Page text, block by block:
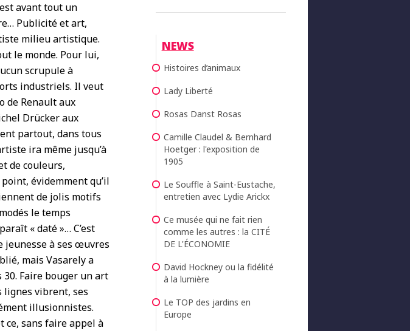
avant tout un
Publicité et art,
milieu artistique.
le monde. Pour lui,
scrupule à
industriels. Il veut
de Renault aux
Drücker aux
partout, dans tous
ira même jusqu’à
de couleurs,
évidemment qu’il
de jolis motifs
le temps
« daté »… C’est
jeunesse à ses œuvres
mais Vasarely a
Faire bouger un art
lignes vibrent, ses
illusionnistes.
ce, sans faire appel à
NEWS
Histoires d’animaux
Lady Liberté
Rosas Danst Rosas
Camille Claudel & Bernhard
Hoetger : l'exposition de
1905
Le Souffle à Saint-Eustache,
entretien avec Lydie Arickx
Ce musée qui ne fait rien
comme les autres : la CITÉ
DE L'ÉCONOMIE
David Hockney ou la fidélité
à la lumière
Le TOP des jardins en
Europe